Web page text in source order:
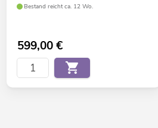
Bestand reicht ca. 12 Wo.
599,00€